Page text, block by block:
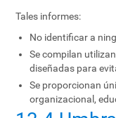
Tales informes:
No identificar a
Se compilan
diseñadas para
Se proporcionan
organizacional,